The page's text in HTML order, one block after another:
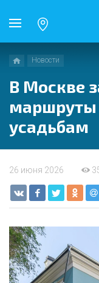
Новости
В Москве
маршруты
усадьбам
26 июня 2026